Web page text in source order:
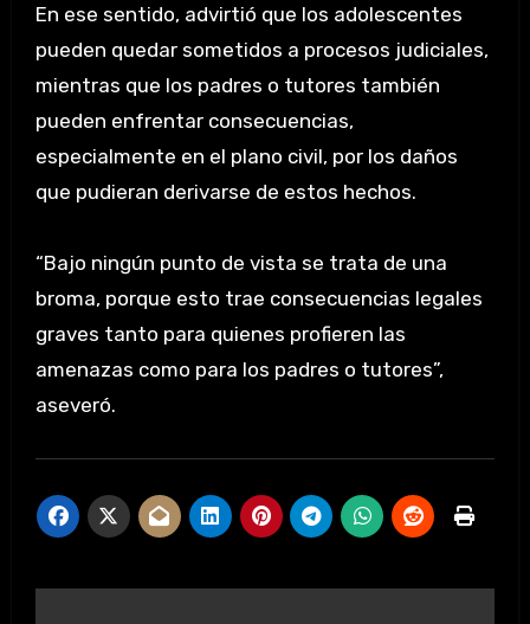
En ese sentido, advirtió que los adolescentes
pueden quedar sometidos a procesos judiciales,
mientras que los padres o tutores también
pueden enfrentar consecuencias,
especialmente en el plano civil, por los daños
que pudieran derivarse de estos hechos.
“Bajo ningún punto de vista se trata de una
broma, porque esto trae consecuencias legales
graves tanto para quienes profieren las
amenazas como para los padres o tutores”,
aseveró.